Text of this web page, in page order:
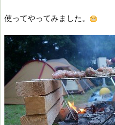
使ってやってみました。